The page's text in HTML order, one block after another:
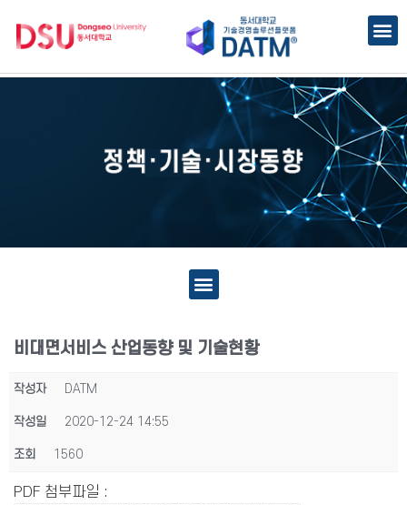
비대면서비스 산업동향 및 기술현황
작성자 DATM
작성일 2020-12-24 14:55
조회 1560
PDF 첨부파일 :